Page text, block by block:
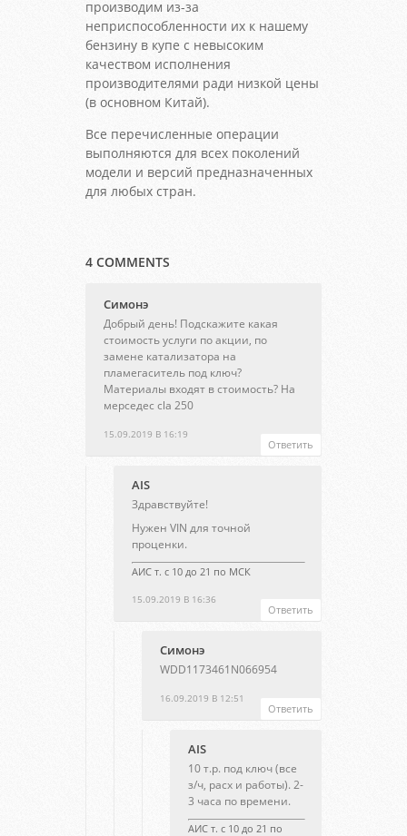
производим из-за
неприспособленности их к нашему
бензину в купе с невысоким
качеством исполнения
производителями ради низкой цены
(в основном Китай).
Все перечисленные операции
выполняются для всех поколений
модели и версий предназначенных
для любых стран.
4 COMMENTS
Симонэ
15.09.2019 В 16:19
Добрый день! Подскажите какая
стоимость услуги по акции, по
замене катализатора на
пламегаситель под ключ?
Материалы входят в стоимость? На
мерседес cla 250
Ответить
AIS
15.09.2019 В 16:36
Здравствуйте!
Нужен VIN для точной
проценки.
АИС т. с 10 до 21 по МСК
Ответить
Симонэ
16.09.2019 В 12:51
WDD1173461N066954
Ответить
AIS
10 т.р. под ключ (все
з/ч, расх и работы). 2-
3 часа по времени.
АИС т. с 10 до 21 по